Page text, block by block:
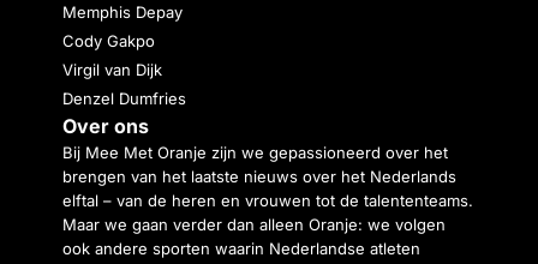
Memphis Depay
Cody Gakpo
Virgil van Dijk
Denzel Dumfries
Over ons
Bij Mee Met Oranje zijn we gepassioneerd over het
brengen van het laatste nieuws over het Nederlands
elftal – van de heren en vrouwen tot de talententeams.
Maar we gaan verder dan alleen Oranje: we volgen
ook andere sporten waarin Nederlandse atleten